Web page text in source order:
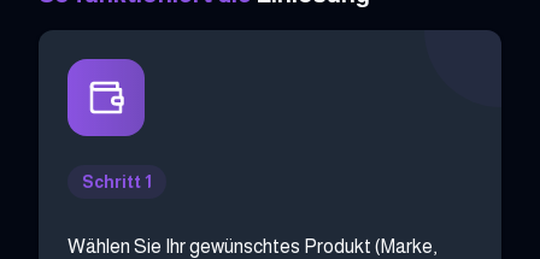
Schritt 1
Wählen Sie Ihr gewünschtes Produkt (Marke,